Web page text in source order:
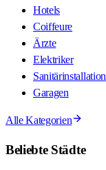
Hotels
Coiffeure
Ärzte
Elektriker
Sanitärinstallation
Garagen
Alle Kategorien
Beliebte Städte